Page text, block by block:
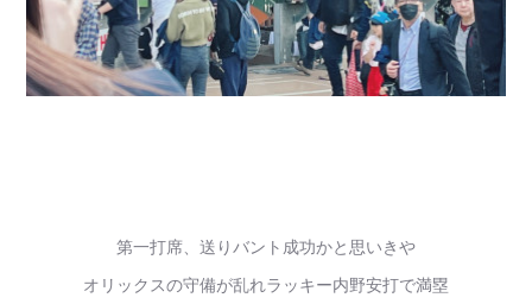
第一打席、送りバント成功かと思いきや
オリックスの守備が乱れラッキー内野安打で満塁